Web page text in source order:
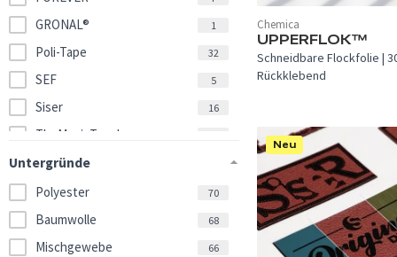
GRONAL® 1
Poli-Tape 32
SEF 5
Siser 16
TheMagicTouch
Untergründe
Polyester
70
Baumwolle 68
Mischgewebe 66
In 23 Farben verfügbar.
Chemica
UPPERFLOK™
Schneidbare Flockfolie |
Rückklebend
Neu